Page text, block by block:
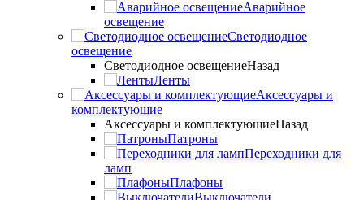
Аварийное
освещение
Светодиодное
освещение
Светодиодное освещениеНазад
Ленты
Аксессуары и
комплектующие
Аксессуары и комплектующиеНазад
Патроны
Переходники для
ламп
Плафоны
Выключатели